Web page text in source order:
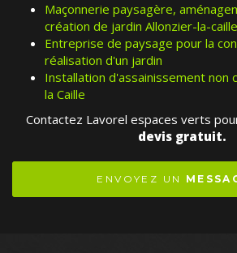
Maçonnerie paysagère,
création de jardin Allonzier-la-caille
Entreprise de paysage pour la
réalisation d'un jardin
Installation d'assainissement non
la Caille
Contactez Lavorel espaces verts
devis gratuit.
ENVOYEZ UN